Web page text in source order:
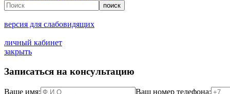
версия для слабовидящих
личный кабинет
закрыть
Записаться на консультацию
Ваше имя: Ваш номер телефона: